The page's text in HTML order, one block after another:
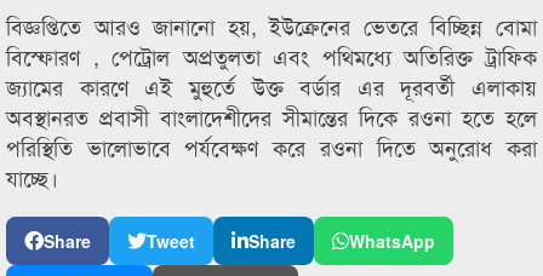
বিজ্ঞপ্তিতে আরও জানানো হয়, ইউক্রেনের ভেতরে বিচ্ছিন্ন বোমা
বিস্ফোরণ , পেট্রোল অপ্রতুলতা এবং পথিমধ্যে অতিরিক্ত ট্রাফিক
জ্যামের কারণে এই মুহুর্তে উক্ত বর্ডার এর দূরবর্তী এলাকায়
অবস্থানরত প্রবাসী বাংলাদেশীদের সীমান্তের দিকে রওনা হতে হলে
পরিস্থিতি ভালোভাবে পর্যবেক্ষণ করে রওনা দিতে অনুরোধ করা
যাচ্ছে।
Share Tweet Share
WhatsApp